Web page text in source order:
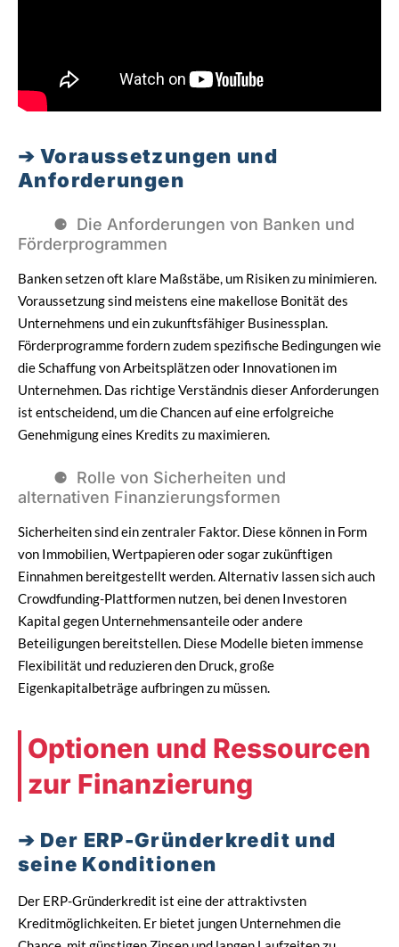
Voraussetzungen und
Anforderungen
Die Anforderungen von Banken und
Förderprogrammen
Banken setzen oft klare Maßstäbe, um Risiken zu minimieren.
Voraussetzung sind meistens eine makellose Bonität des
Unternehmens und ein zukunftsfähiger Businessplan.
Förderprogramme fordern zudem spezifische Bedingungen wie
die Schaffung von Arbeitsplätzen oder Innovationen im
Unternehmen. Das richtige Verständnis dieser Anforderungen
ist entscheidend, um die Chancen auf eine erfolgreiche
Genehmigung eines Kredits zu maximieren.
Rolle von Sicherheiten und
alternativen Finanzierungsformen
Sicherheiten sind ein zentraler Faktor. Diese können in Form
von Immobilien, Wertpapieren oder sogar zukünftigen
Einnahmen bereitgestellt werden. Alternativ lassen sich auch
Crowdfunding-Plattformen nutzen, bei denen Investoren
Kapital gegen Unternehmensanteile oder andere
Beteiligungen bereitstellen. Diese Modelle bieten immense
Flexibilität und reduzieren den Druck, große
Eigenkapitalbeträge aufbringen zu müssen.
Optionen und Ressourcen
zur Finanzierung
Der ERP-Gründerkredit und
seine Konditionen
Der ERP-Gründerkredit ist eine der attraktivsten
Kreditmöglichkeiten. Er bietet jungen Unternehmen die